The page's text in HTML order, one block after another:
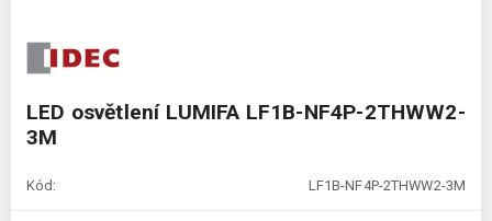
LED osvětlení LUMIFA LF1B-NF4P-2THWW2-
3M
Kód: LF1B-NF4P-2THWW2-3M